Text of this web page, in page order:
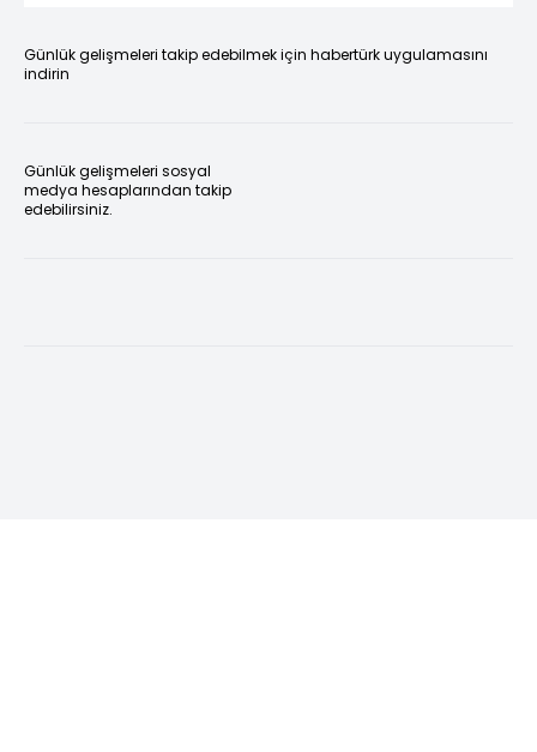
Günlük gelişmeleri takip edebilmek için habertürk uygulamasını
indirin
Günlük gelişmeleri sosyal
medya hesaplarından takip
edebilirsiniz.